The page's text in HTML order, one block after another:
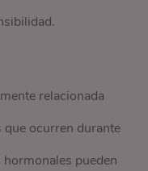
relacionada
ocurren durante
pueden